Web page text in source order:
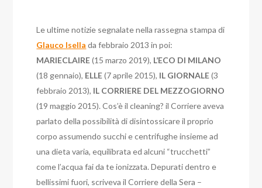
Le ultime notizie segnalate nella rassegna stampa di
Glauco Isella da febbraio 2013 in poi:
MARIECLAIRE(15 marzo 2019), L’ECO DI MILANO
(18 gennaio), ELLE(7 aprile 2015), IL GIORNALE(3
febbraio 2013), IL CORRIERE DEL MEZZOGIORNO
(19 maggio 2015). Cos’è il cleaning? il Corriere aveva
parlato della possibilità di disintossicare il proprio
corpo assumendo succhi e centrifughe insieme ad
una dieta varia, equilibrata ed alcuni “trucchetti”
come l’acqua fai da te ionizzata. Depurati dentro e
bellissimi fuori, scriveva il Corriere della Sera –